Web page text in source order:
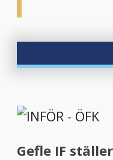
Gefle IF